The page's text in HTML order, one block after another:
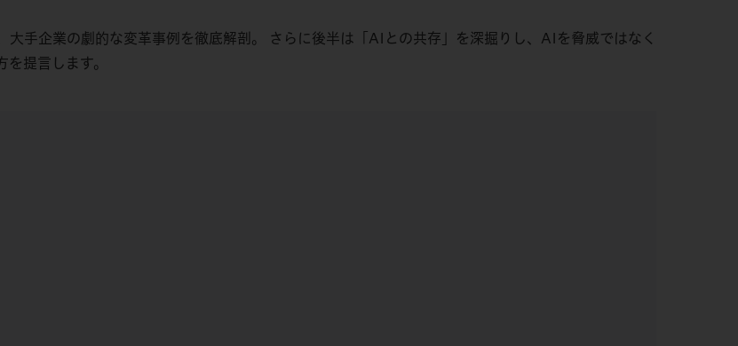
手企業の劇的な変革事例を徹底解剖。 さらに後半は「AIとの共存」を深掘りし、AIを脅威ではなく
提言します。